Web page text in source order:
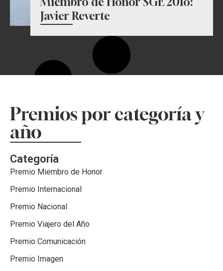
Javier Reverte
Premios por categoría y
año
Categoría
Premio Miembro de Honor
Premio Internacional
Premio Nacional
Premio Viajero del Año
Premio Comunicación
Premio Imagen